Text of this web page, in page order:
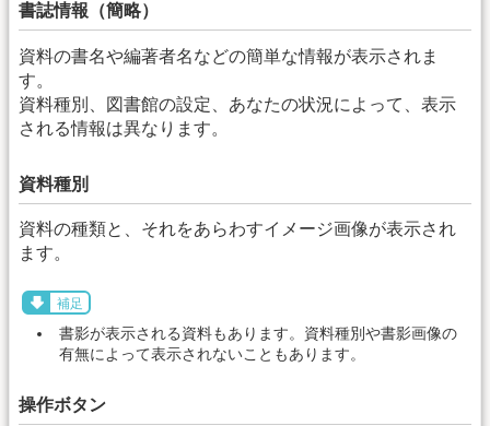
書誌情報（簡略）
資料の書名や編著者名などの簡単な情報が表示されま
す。
資料種別、図書館の設定、あなたの状況によって、表示
される情報は異なります。
資料種別
資料の種類と、それをあらわすイメージ画像が表示され
ます。
補足
書影が表示される資料もあります。資料種別や書影画像の
有無によって表示されないこともあります。
操作ボタン